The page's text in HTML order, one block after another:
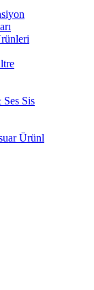
Sis
Ürünl